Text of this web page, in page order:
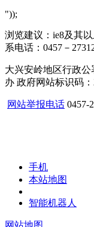
"));
浏览建议：ie8及其
系电话：0457－
大兴安岭地区行政
办 政府网站标识码：
网站举报电话 0457-
手机
本站地图
智能机器人
网站地图